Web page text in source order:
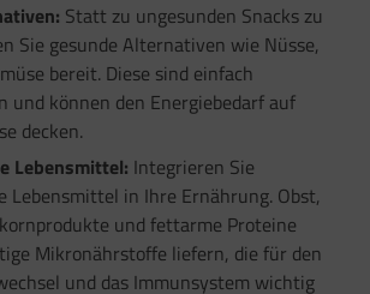
Statt zu ungesunden Snacks zu
Sie gesunde Alternativen wie Nüsse,
bereit. Diese sind einfach
und können den Energiebedarf auf
decken.
Lebensmittel: Integrieren Sie
Lebensmittel in Ihre Ernährung. Obst,
und fettarme Proteine
Mikronährstoffe liefern, die für den
und das Immunsystem wichtig